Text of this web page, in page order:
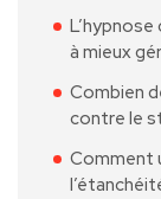
à mieux
Combien
contre le
Comment